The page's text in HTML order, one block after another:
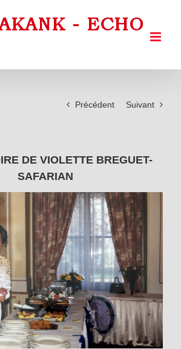
Précédent Suivant
DE VIOLETTE BREGUET-
SAFARIAN